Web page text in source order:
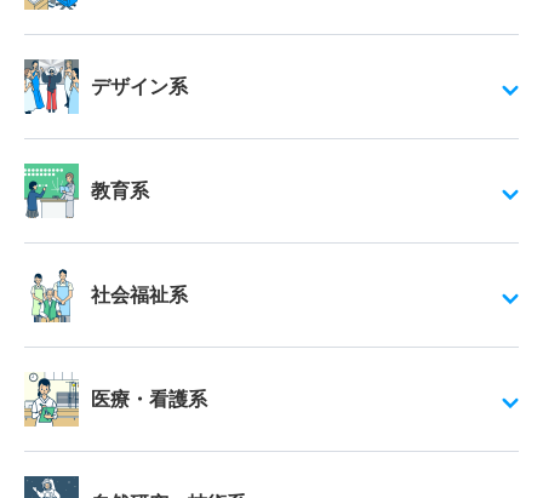
デザイン系
教育系
社会福祉系
医療・看護系